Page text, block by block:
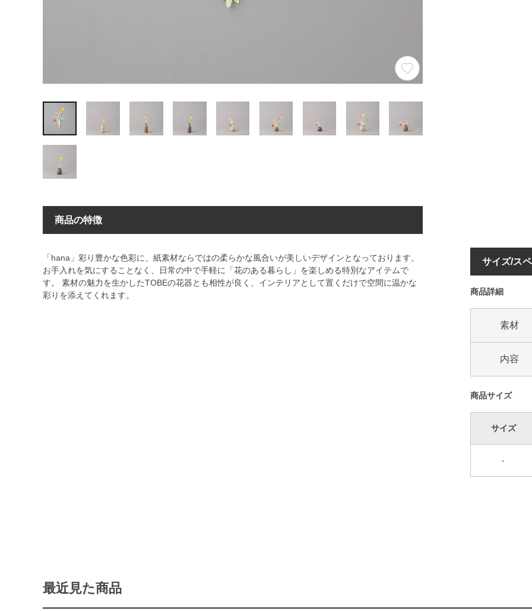
商品の特徴
「hana」彩り豊かな色彩に、紙素材ならではの柔らかな風合いが美しいデザインとなっております。
お手入れを気にすることなく、日常の中で手軽に「花のある暮らし」を楽しめる特別なアイテムで
す。 素材の魅力を生かしたTOBEの花器とも相性が良く、インテリアとして置くだけで空間に温かな
彩りを添えてくれます。
サイズ/ス
商品詳細
素材
内容
商品サイズ
サイズ
-
最近見た商品